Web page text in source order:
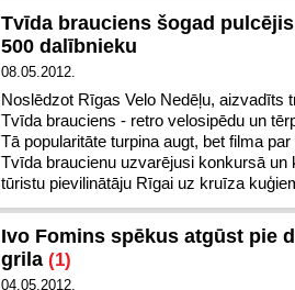
Tvīda brauciens šogad
500 dalībnieku
08.05.2012.
Noslēdzot Rīgas Velo Nedēļu, aizvadīts
Tvīda brauciens - retro velosipēdu un
Tā popularitāte turpina augt, bet filma par
Tvīda braucienu uzvarējusi konkursā un
tūristu pievilinātāju Rīgai uz kruīza
Ivo Fomins spēkus atgūst pie
grila (1)
04.05.2012.